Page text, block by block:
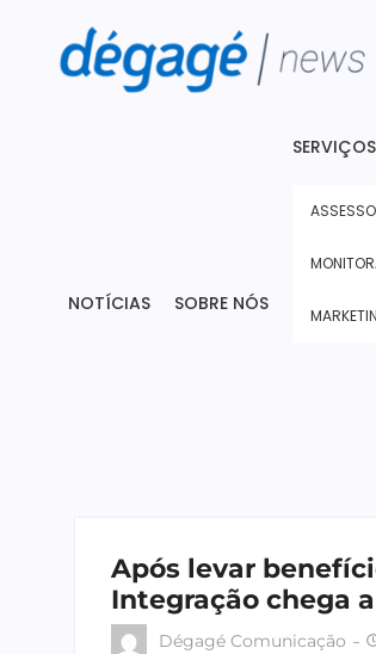
NOTÍCIAS SOBRE NÓS
SERVIÇOS
Após levar
Integração chega
Dégagé Comunicação